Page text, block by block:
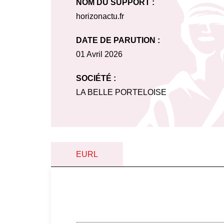
NOM DU SUPPORT :
horizonactu.fr
DATE DE PARUTION :
01 Avril 2026
SOCIÉTÉ :
LA BELLE PORTELOISE
EURL